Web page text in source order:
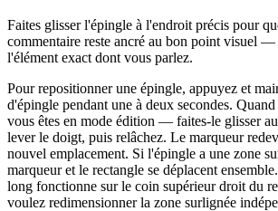
Faites glisser l'épingle à l'endroit précis pour
commentaire reste ancré au bon point visuel
l'élément exact dont vous parlez.
Pour repositionner une épingle, appuyez et
d'épingle pendant une à deux secondes.
vous êtes en mode édition — faites-le glisser
lever le doigt, puis relâchez. Le marqueur
nouvel emplacement. Si l'épingle a une zone
marqueur et le rectangle se déplacent
long fonctionne sur le coin supérieur droit du
voulez redimensionner la zone surlignée